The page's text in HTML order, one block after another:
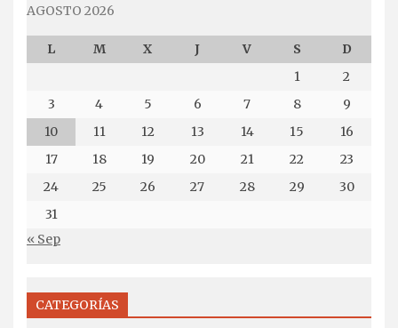
AGOSTO 2026
L M X J V S
D
1
2
3
4 5 6 7 8
9
10
11 12 13 14 15
16
17
18 19 20 21 22
23
24
25 26 27 28 29
30
31
« Sep
CATEGORÍAS